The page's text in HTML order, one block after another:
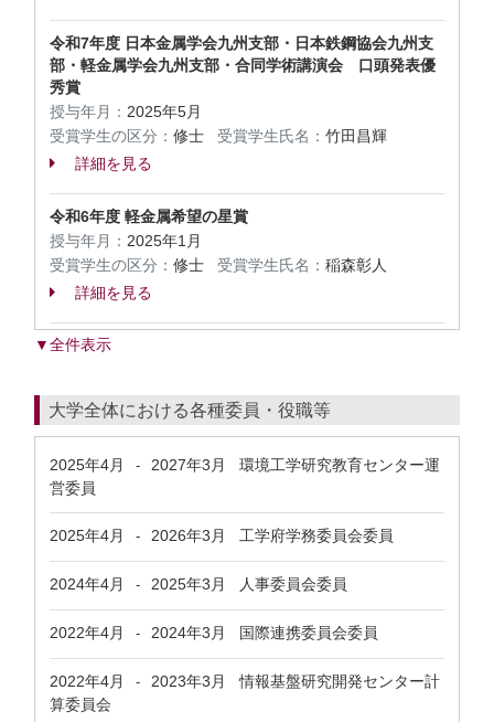
令和7年度 日本金属学会九州支部・日本鉄鋼協会九州支
部・軽金属学会九州支部・合同学術講演会 口頭発表優
秀賞
授与年月： 2025年5月
受賞学生の区分： 修士 受賞学生氏名： 竹田昌輝
詳細を見る
令和6年度 軽金属希望の星賞
授与年月： 2025年1月
受賞学生の区分： 修士 受賞学生氏名： 稲森彰人
詳細を見る
▼全件表示
大学全体における各種委員・役職等
2025年4月 - 2027年3月
環境工学研究教育センター運
営委員
2025年4月 - 2026年3月 工学府学務委員会委員
2024年4月 - 2025年3月 人事委員会委員
2022年4月 - 2024年3月 国際連携委員会委員
2022年4月 - 2023年3月
情報基盤研究開発センター計
算委員会